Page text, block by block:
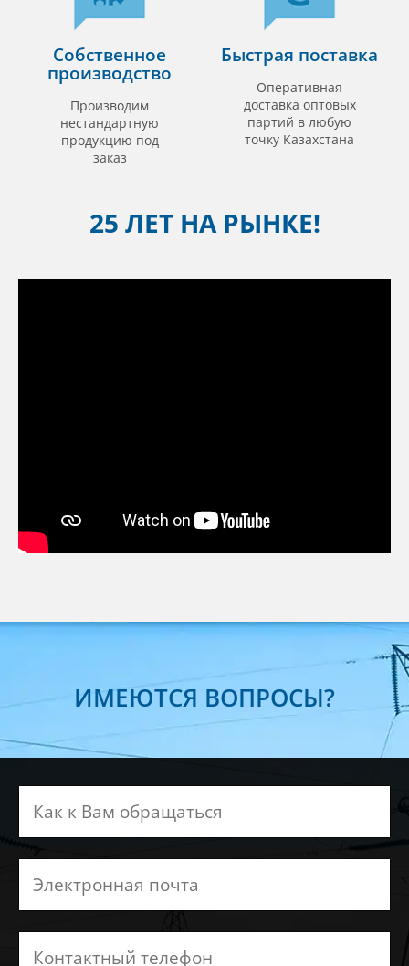
Собственное
производство
Производим
нестандартную
продукцию под
заказ
Быстрая поставка
Оперативная
доставка оптовых
партий в любую
точку Казахстана
25 ЛЕТ НА РЫНКЕ!
ИМЕЮТСЯ ВОПРОСЫ?